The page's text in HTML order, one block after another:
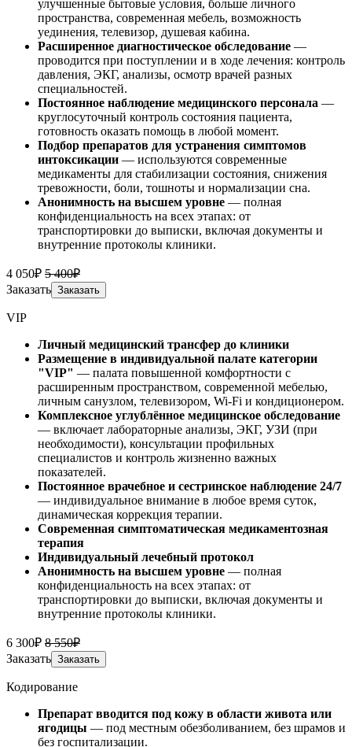
улучшенные бытовые условия, больше личного
пространства, современная мебель, возможность
уединения, телевизор, душевая кабина.
Расширенное диагностическое обследование —
проводится при поступлении и в ходе лечения: контроль
давления, ЭКГ, анализы, осмотр врачей разных
специальностей.
Постоянное наблюдение медицинского персонала —
круглосуточный контроль состояния пациента,
готовность оказать помощь в любой момент.
Подбор препаратов для устранения симптомов
интоксикации — используются современные
медикаменты для стабилизации состояния, снижения
тревожности, боли, тошноты и нормализации сна.
Анонимность на высшем уровне — полная
конфиденциальность на всех этапах: от
транспортировки до выписки, включая документы и
внутренние протоколы клиники.
4 050₽ 5 400₽
Заказать Заказать
VIP
Личный медицинский трансфер до клиники
Размещение в индивидуальной палате категории
"VIP" — палата повышенной комфортности с
расширенным пространством, современной мебелью,
личным санузлом, телевизором, Wi-Fi и кондиционером.
Комплексное углублённое медицинское обследование
— включает лабораторные анализы, ЭКГ, УЗИ (при
необходимости), консультации профильных
специалистов и контроль жизненно важных
показателей.
Постоянное врачебное и сестринское наблюдение 24/7
— индивидуальное внимание в любое время суток,
динамическая коррекция терапии.
Современная симптоматическая медикаментозная
терапия
Индивидуальный лечебный протокол
Анонимность на высшем уровне — полная
конфиденциальность на всех этапах: от
транспортировки до выписки, включая документы и
внутренние протоколы клиники.
6 300₽ 8 550₽
Заказать Заказать
Кодирование
Препарат вводится под кожу в области живота или
ягодицы — под местным обезболиванием, без шрамов и
без госпитализации.